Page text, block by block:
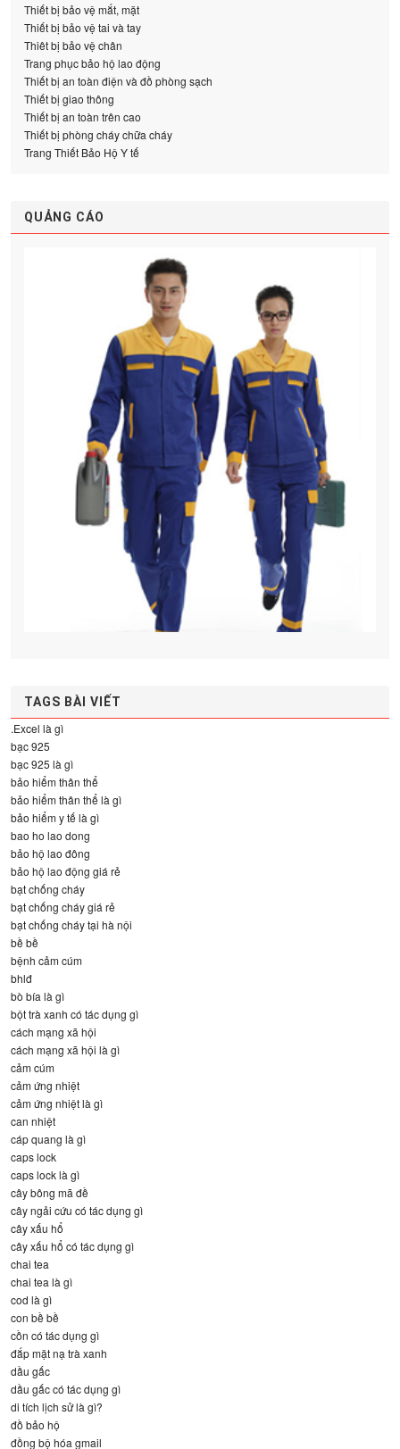
Thiết bị bảo vệ mắt, mặt
Thiết bị bảo vệ tai và tay
Thiêt bị bảo vệ chân
Trang phục bảo hộ lao động
Thiết bị an toàn điện và đồ phòng sạch
Thiết bị giao thông
Thiết bị an toàn trên cao
Thiết bị phòng cháy chữa cháy
Trang Thiết Bảo Hộ Y tế
QUẢNG CÁO
TAGS BÀI VIẾT
.Excel là gì
bạc 925
bạc 925 là gì
bảo hiểm thân thể
bảo hiểm thân thể là gì
bảo hiểm y tế là gì
bao ho lao dong
bảo hộ lao đông
bảo hộ lao động giá rẻ
bạt chống cháy
bạt chống cháy giá rẻ
bạt chống cháy tại hà nội
bề bề
bệnh cảm cúm
bhlđ
bò bía là gì
bột trà xanh có tác dụng gì
cách mạng xã hội
cách mạng xã hội là gì
cảm cúm
cảm ứng nhiệt
cảm ứng nhiệt là gì
can nhiệt
cáp quang là gì
caps lock
caps lock là gì
cây bông mã đề
cây ngải cứu có tác dụng gì
cây xấu hổ
cây xấu hổ có tác dụng gì
chai tea
chai tea là gì
cod là gì
con bề bề
cồn có tác dụng gì
đắp mặt nạ trà xanh
dầu gấc
dầu gấc có tác dụng gì
di tích lịch sử là gì?
đồ bảo hộ
đồng bộ hóa gmail